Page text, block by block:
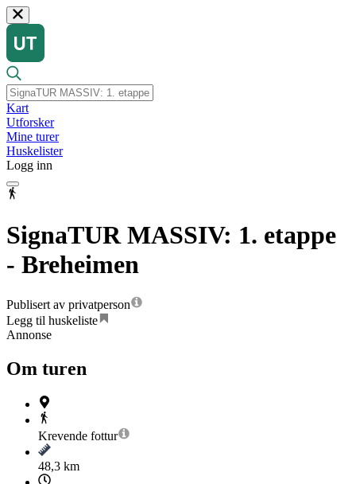
Kart
Utforsker
Mine turer
Huskelister
Logg inn
SignaTUR MASSIV: 1. etappe
- Breheimen
Publisert av privatperson
Legg til huskeliste
Annonse
Om turen
Krevende fottur
48,3 km